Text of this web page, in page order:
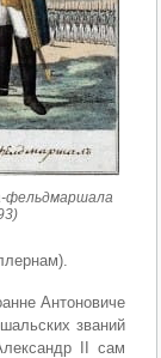
фельдмаршала
Антоновиче
званий
II сам